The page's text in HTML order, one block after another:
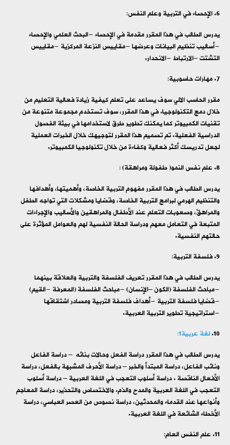
الإحصاء في التربية وعلم النفس:
يدرس الطالب في هذا المقرر مقدمة في الإحصاء -البحث العلمي والإحصاء
-أساليب تنظيم البيانات وعرضها -مقاييس النزعة المركزية -مقاييس
التشتت –الارتباط -الانحدار.
مهارات حاسوبية:
مقرر الحاسب الالي سوف يساعد على تعلم كيفية زيادة فعالية التعليم من
خلال دمج التكنولوجيا. في هذا المقرر، سوف تستخدم مجموعة متنوعة من
تقنيات الكمبيوتر كما يمكنك تطوير طرق لاستخدامها في بيئة الفصول
الدراسية الفعلية. تم تصميم هذا المقرر لتوجيهك خلال الخبرات العملية
لجعل تدريسك أكثر فعالية وكفاءة من خلال تكنولوجيا الكمبيوتر.
علم نفس النمو( طفولة ومراهقة) :
يدرس الطالب في هذا المقرر مفهوم التربية الخاصة، وأهميتها، وأهدافها
والتنظيم الهرمي لبرامج التربية الخاصة، وقضايا ومشكلات التي تواجه الطفل
والمراهقً، وصعوبات التعلم عند الأطفال والمراهقين والأساليب والإجراءات
المتبعة في التعامل معهم ودراسة الحالة النفسية لهم والعوامل المؤثرة على
حالتهم النفسية.
فلسفة التربية:
يدرس الطالب في هذا المقرر تعريف الفلسفة والتربية والعلاقة بينهما
-مباحث الفلسفة (الكون –الإنسان) -مباحث الفلسفة (المعرفة -القيم)
-قضايا فلسفة التربية -أهداف فلسفة التربية ومصادر اشتقاقها
-استراتيجية تطوير التربية العربية.
لغة عربية1:
يدرس الطالب في هذا المقرر دراسة الفعل وحالات بنائه – دراسة الفاعل
ونائب الفاعل، دراسة المبتدأ والخبر – دراسة الأحرف المشبهة بالفعل، دراسة
الأفعال الناقصة . دراسة أسلوب التعجب في اللغة العربية – دراسة أسلوب
التعجب في اللغة العربية والمدح والذم. والاختصاص والتحذير، دراسة المعاجم
وأنواعها عند القدماء والمحدثين، دراسة نصوص من العصر العباسي، دراسة
الأخطاء الشائعة في اللغة العربية.
علم النفس العام: